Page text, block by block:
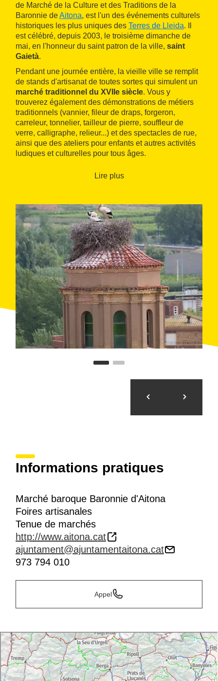
de Marché de la Culture et des Traditions de la
Baronnie deAitona, est l'un des événements culturels
historiques les plus uniques des Terres de Lleida. Il
est célébré, depuis 2003, le troisième dimanche de
mai, en l'honneur du saint patron de la ville, saint
Gaietà.
Pendant une journée entière, la vieille ville se remplit
de stands d'artisanat de toutes sortes qui simulent un
marché traditionnel du XVIIe siècle. Vous y
trouverez également des démonstrations de métiers
traditionnels (vannier, fileur de draps, forgeron,
carreleur, tonnelier, tailleur de pierre, souffleur de
verre, calligraphe, relieur...) et des spectacles de rue,
ainsi que des ateliers pour enfants et autres activités
ludiques et culturelles pour tous âges.
Lire plus
Informations pratiques
Marché baroque Baronnie d'Aitona
Foires artisanales
Tenue de marchés
http://www.aitona.cat
ajuntament@ajuntamentaitona.cat
973 794 010
Appel